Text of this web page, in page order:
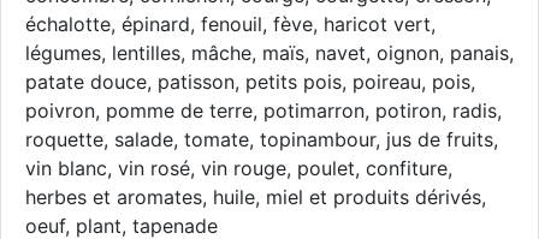
échalotte, épinard, fenouil, fève, haricot vert,
légumes, lentilles, mâche, maïs, navet, oignon, panais,
patate douce, patisson, petits pois, poireau, pois,
poivron, pomme de terre, potimarron, potiron, radis,
roquette, salade, tomate, topinambour, jus de fruits,
vin blanc, vin rosé, vin rouge, poulet, confiture,
herbes et aromates, huile, miel et produits dérivés,
oeuf, plant, tapenade